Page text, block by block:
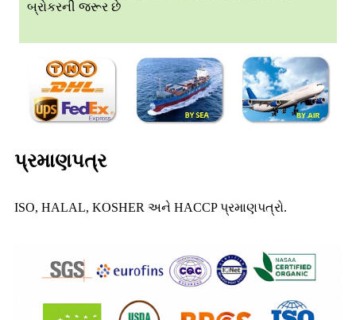
બ્રોકરની જરૂર છે
પ્રમાણપત્ર
ISO, HALAL, KOSHER અને HACCP પ્રમાણપત્રો.